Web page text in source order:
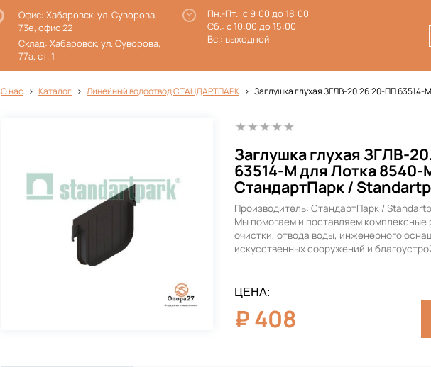
Офис: Хабаровск, ул. Суворова,
73е, офис 22
Склад: Хабаровск, ул. Суворова,
77а, ст. 1
Пн.-Пт.: с 9:00 до 18:00
Сб.: с 10:00 до 15:00
Вс.: выходной
О нас Каталог Линейный водоотвод СТАНДАРТПАРК Заглушка глухая ЗГЛВ-20.26.20-ПП
Заглушка глухая ЗГЛВ-
63514-М для Лотка 8540-
СтандартПарк /
Производитель: СтандартПарк /
Мы помогаем и поставляем комплексные
очистки, отвода воды, инженерного
искусственных сооружений и
ЦЕНА:
₽408